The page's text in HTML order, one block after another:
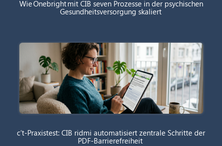
Wie Onebright mit CIB seven Prozesse in der psychischen
Gesundheitsversorgung skaliert
c’t-Praxistest: CIB ridmi automatisiert zentrale Schritte der
PDF-Barrierefreiheit